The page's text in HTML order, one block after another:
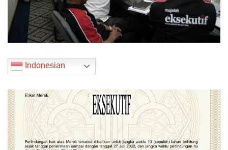
Indonesian